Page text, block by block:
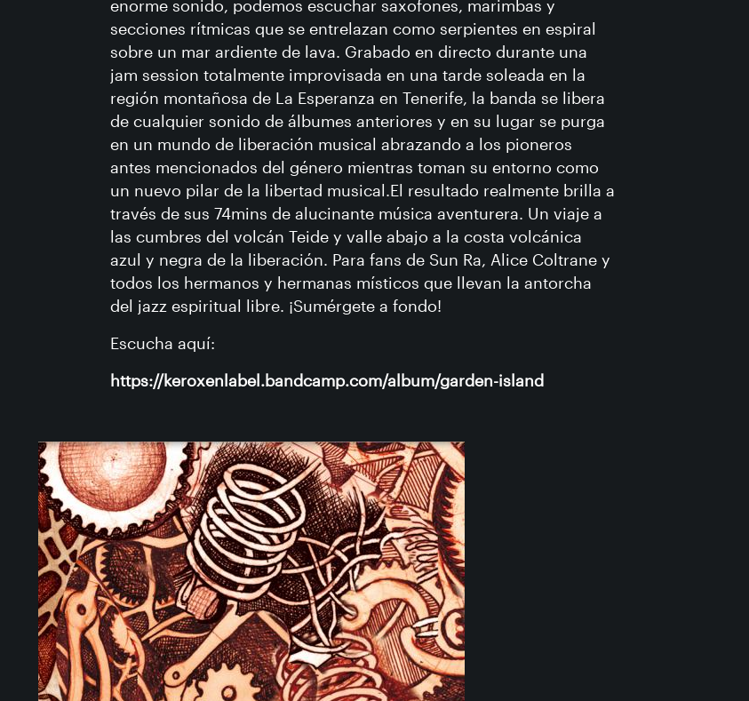
enorme sonido, podemos escuchar saxofones, marimbas y
secciones rítmicas que se entrelazan como serpientes en espiral
sobre un mar ardiente de lava. Grabado en directo durante una
jam session totalmente improvisada en una tarde soleada en la
región montañosa de La Esperanza en Tenerife, la banda se libera
de cualquier sonido de álbumes anteriores y en su lugar se purga
en un mundo de liberación musical abrazando a los pioneros
antes mencionados del género mientras toman su entorno como
un nuevo pilar de la libertad musical.El resultado realmente brilla a
través de sus 74mins de alucinante música aventurera. Un viaje a
las cumbres del volcán Teide y valle abajo a la costa volcánica
azul y negra de la liberación. Para fans de Sun Ra, Alice Coltrane y
todos los hermanos y hermanas místicos que llevan la antorcha
del jazz espiritual libre. ¡Sumérgete a fondo!
Escucha aquí:
https://keroxenlabel.bandcamp.com/album/garden-island